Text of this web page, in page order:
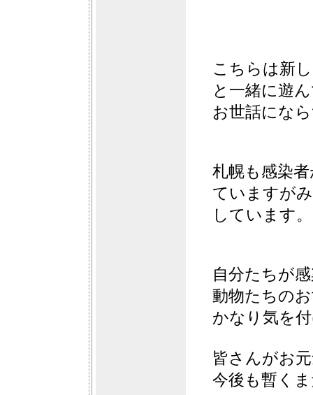
こちらは新
と一緒に遊
お世話にな
札幌も感染
ていますが
しています。
自分たちが
動物たちの
かなり気を
皆さんがお
今後も暫く